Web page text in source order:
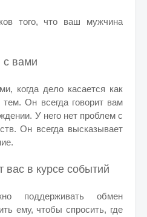
того, что ваш мужчина
с вами
когда дело касается как
Он всегда говорит вам
У него нет проблем с
Он всегда высказывает
вас в курсе событий
поддерживать обмен
ему, чтобы спросить, где